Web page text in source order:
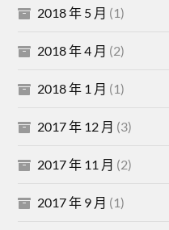
2018 年 5 月 (1)
2018 年 4 月 (2)
2018 年 1 月 (1)
2017 年 12 月 (3)
2017 年 11 月 (2)
2017 年 9 月 (1)